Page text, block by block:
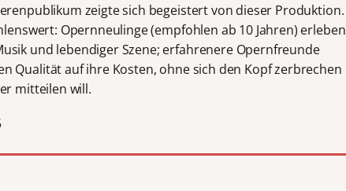
zeigte sich begeistert von dieser Produktion.
Opernneulinge (empfohlen ab 10 Jahren) erleben
und lebendiger Szene; erfahrenere Opernfreunde
Qualität auf ihre Kosten, ohne sich den Kopf zerbrechen
mitteilen will.